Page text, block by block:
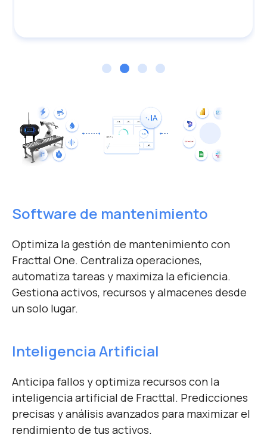
Software de mantenimiento
Optimiza la gestión de mantenimiento con
Fracttal One. Centraliza operaciones,
automatiza tareas y maximiza la eficiencia.
Gestiona activos, recursos y almacenes desde
un solo lugar.
Inteligencia Artificial
Anticipa fallos y optimiza recursos con la
inteligencia artificial de Fracttal. Predicciones
precisas y análisis avanzados para maximizar el
rendimiento de tus activos.